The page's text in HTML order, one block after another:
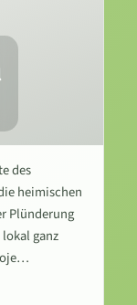
des
heimischen
Plünderung
ganz